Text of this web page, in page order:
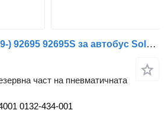
Haldex Urbino (01.99-) 92695 92695S за автобус Solaris Urbino, Alpino, Vacanza (1999-)
част на пневматичната
0132-434-001